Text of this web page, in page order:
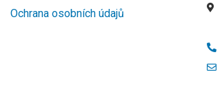
Ochrana osobních údajů